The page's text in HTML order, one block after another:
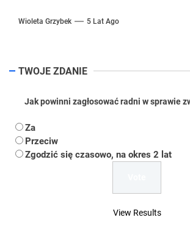
Wioleta Grzybek 5 Lat Ago
TWOJE ZDANIE
Jak powinni zagłosować radni w sprawie
Za
Przeciw
Zgodzić się czasowo, na okres 2 lat
View Results